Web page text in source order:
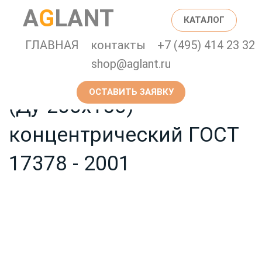
AGLANT КАТАЛОГ
ГЛАВНАЯ контакты
+7 (495) 414 23 32
shop@aglant.ru
ОСТАВИТЬ ЗАЯВКУ
Переход стальной
бесшовный Дн 219/159
(Ду 200х150)
концентрический ГОСТ
17378 - 2001